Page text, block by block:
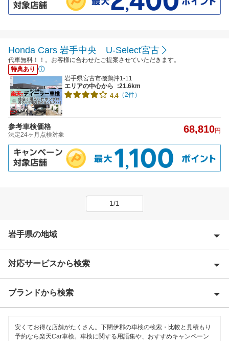
Honda Cars 岩手中央 U-Select宮古
代車無料！！。お客様に合わせたご提案させていただきます。
特典あり
岩手県宮古市磯鶏沖1-11
エリアの中心から
:21.6km
4.4 （2件）
参考車検価格
法定24ヶ月点検対象 68,810円
1/1
岩手県の地域
胆沢郡
岩手郡
奥州市
対応サービスから検索
Award 受賞店
特典あり
ブランドから検索
オートバックス
安くてお得な店舗がたくさん。下閉伊郡の車検の検索・比較と見積もり
予約なら楽天Car車検。車検に関する用語集や、おすすめキャンペーン